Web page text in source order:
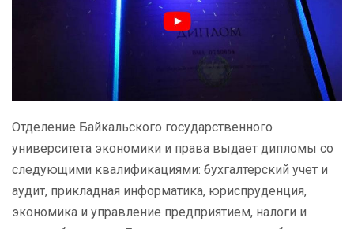
Отделение Байкальского государственного
университета экономики и права выдает дипломы со
следующими квалификациями: бухгалтерский учет и
аудит, прикладная информатика, юриспруденция,
экономика и управление предприятием, налоги и